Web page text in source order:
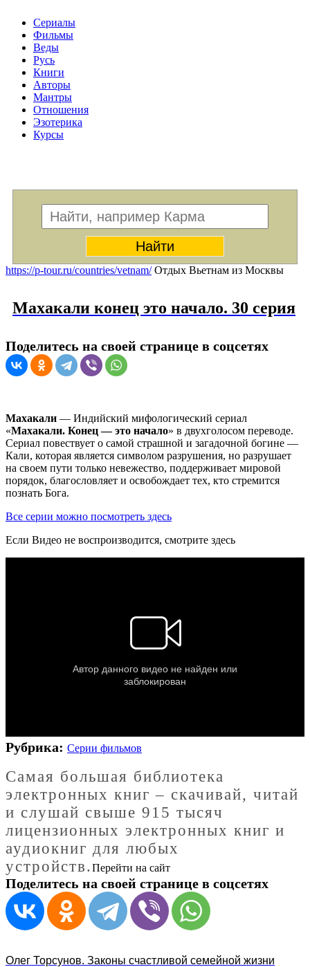
Сериалы
Фильмы
Веды
Русь
Книги
Авторы
Мантры
Отношения
Эзотерика
Курсы
https://p-tour.ru/countries/vetnam/Отдых Вьетнам из Москвы
Махакали конец это начало. 30 серия
Поделитесь на своей странице в соцсетях
Махакали — Индийский мифологический сериал
«Махакали. Конец — это начало» в двухголосом переводе.
Сериал повествует о самой страшной и загадочной богине —
Кали, которая является символом разрушения, но разрушает
на своем пути только невежество, поддерживает мировой
порядок, благословляет и освобождает тех, кто стремится
познать Бога.
Все серии можно посмотреть здесь
Если Видео не воспроизводится, смотрите здесь
Рубрика: Серии фильмов
Cамая большая библиотека
электронных книг – скачивай, читай
и слушай свыше 915 тысяч
лицензионных электронных книг и
аудиокниг для любых
устройств.Перейти на сайт
Поделитесь на своей странице в соцсетях
Олег Торсунов. Законы счастливой семейной жизни